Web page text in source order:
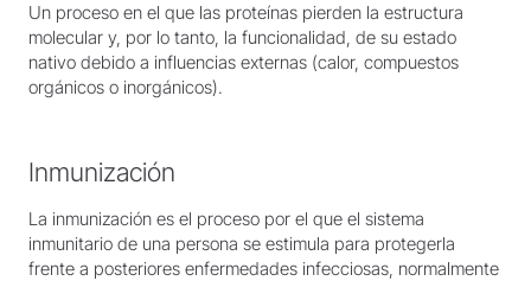
Un proceso en el que las proteínas pierden la estructura
molecular y, por lo tanto, la funcionalidad, de su estado
nativo debido a influencias externas (calor, compuestos
orgánicos o inorgánicos).
Inmunización
La inmunización es el proceso por el que el sistema
inmunitario de una persona se estimula para protegerla
frente a posteriores enfermedades infecciosas, normalmente